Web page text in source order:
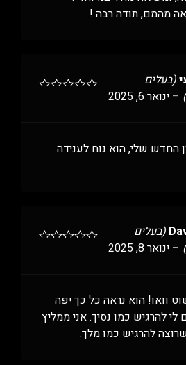
מהמם, תודה רבה !
(בעלים
– ינואר 6, 2025
החדש שלי, הוא נוח לענידה
(בעלים
– ינואר 8, 2025
וואו! הוא נראה כל כך יפה
להרגיש כמו נסיך. אני ממליץ
להרגיש כמו מלך.